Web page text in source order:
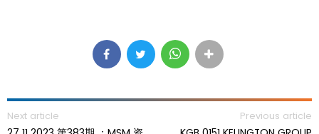
Next article Previous article